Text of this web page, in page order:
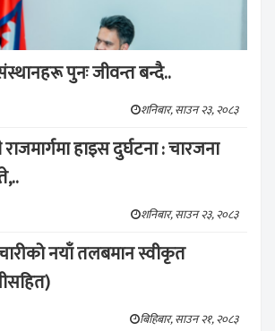
संस्थानहरू पुनः जीवन्त बन्दै..
शनिबार, साउन २३, २०८३
राजमार्गमा हाइस दुर्घटना : चारजना
शनिबार, साउन २३, २०८३
नयाँ तलबमान स्वीकृत
बिहिबार, साउन २१, २०८३